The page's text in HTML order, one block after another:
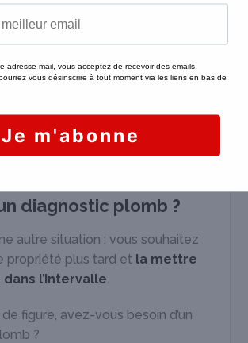
il faut compter entre
, en fonction de la surface du
Ce montant est
à votre charge.
value.
diagnostic plomb ?
autre situation : vous souhaitez
propriété plus tard et la mettre
l’intervalle.
figure, avez-vous besoin d’un
?